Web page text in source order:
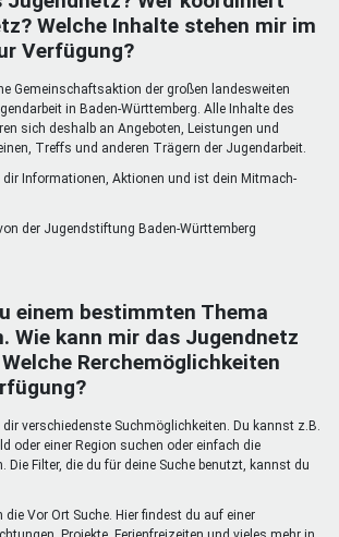
Welche Inhalte stehen mir im
Verfügung?
Gemeinschaftsaktion der großen landesweiten
in Baden-Württemberg. Alle Inhalte des
sich deshalb an Angeboten, Leistungen und
Treffs und anderen Trägern der Jugendarbeit.
Informationen, Aktionen und ist dein Mitmach-
der Jugendstiftung Baden-Württemberg
einem bestimmten Thema
Wie kann mir das Jugendnetz
Rerchemöglichkeiten
verschiedenste Suchmöglichkeiten. Du kannst z.B.
oder einer Region suchen oder einfach die
Die Filter, die du für deine Suche benutzt, kannst du
Vor Ort Suche. Hier findest du auf einer